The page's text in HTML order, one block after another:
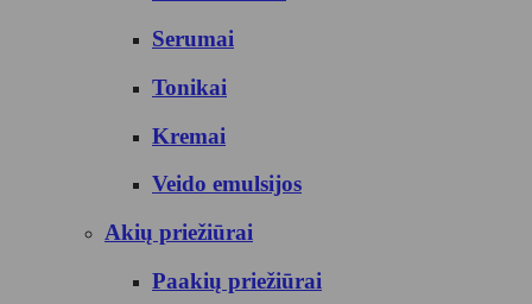
Serumai
Tonikai
Kremai
Veido emulsijos
Akių priežiūrai
Paakių priežiūrai